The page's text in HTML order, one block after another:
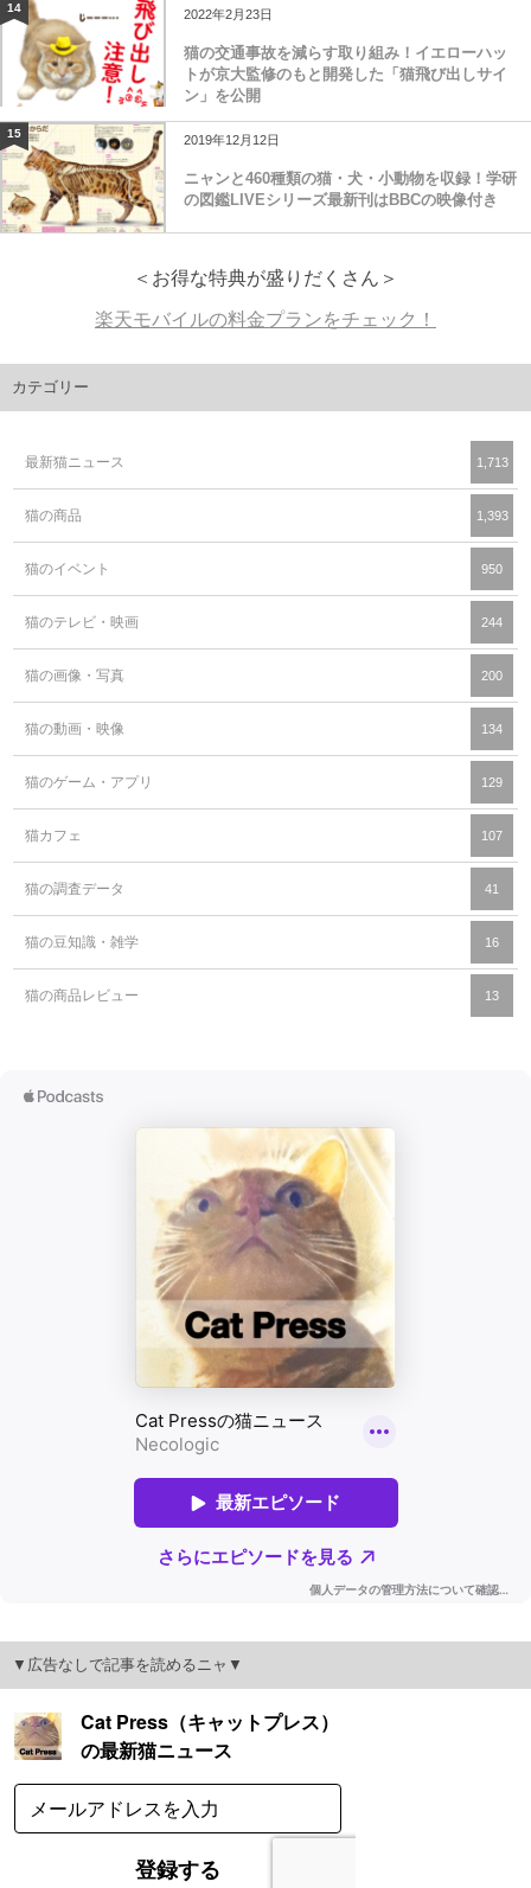
14 2022年2月23日
猫の交通事故を減らす取り組み！イエローハッ
トが京大監修のもと開発した「猫飛び出しサイ
ン」を公開
15 2019年12月12日
ニャンと460種類の猫・犬・小動物を収録！学研
の図鑑LIVEシリーズ最新刊はBBCの映像付き
＜お得な特典が盛りだくさん＞
楽天モバイルの料金プランをチェック！
カテゴリー
最新猫ニュース 1,713
猫の商品 1,393
猫のイベント 950
猫のテレビ・映画 244
猫の画像・写真 200
猫の動画・映像 134
猫のゲーム・アプリ 129
猫カフェ 107
猫の調査データ 41
猫の豆知識・雑学 16
猫の商品レビュー 13
▼広告なしで記事を読めるニャ▼